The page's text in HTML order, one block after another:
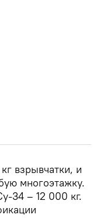
взрывчатки, и
многоэтажку.
34 – 12 000 кг.